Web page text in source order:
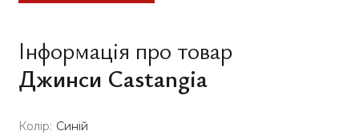
Інформація про товар
Джинси Castangia
Колір: Синій